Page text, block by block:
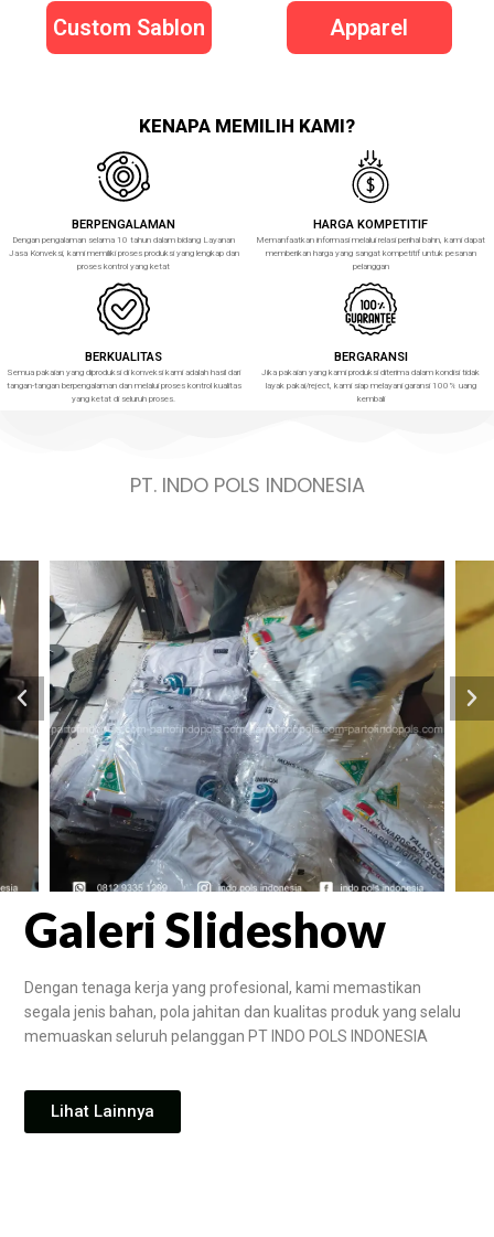
Custom Sablon Apparel
KENAPA MEMILIH KAMI?
BERPENGALAMAN
Dengan pengalaman selama 10 tahun dalam bidang Layanan
Jasa Konveksi, kami memiliki proses produksi yang lengkap dan
proses kontrol yang ketat
HARGA KOMPETITIF
Memanfaatkan informasi melalui relasi perihal bahn, kami dapat
memberikan harga yang sangat kompetitif untuk pesanan
pelanggan
BERKUALITAS
Semua pakaian yang diproduksi di konveksi kami adalah hasil dari
tangan-tangan berpengalaman dan melalui proses kontrol kualitas
yang ketat di seluruh proses.
BERGARANSI
Jika pakaian yang kami produksi diterima dalam kondisi tidak
layak pakai/reject, kami siap melayani garansi 100% uang
kembali
PT. INDO POLS INDONESIA
Galeri Slideshow
Dengan tenaga kerja yang profesional, kami memastikan
segala jenis bahan, pola jahitan dan kualitas produk yang selalu
memuaskan seluruh pelanggan PT INDO POLS INDONESIA
Lihat Lainnya